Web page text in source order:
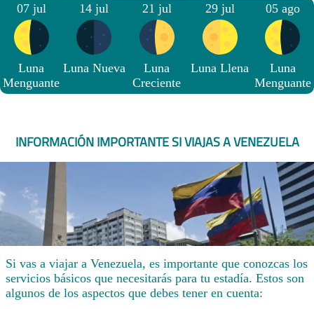
07 jul
Luna
Menguante
14 jul
Luna Nueva
21 jul
Luna
Creciente
29 jul
Luna Llena
05 ago
Luna
Menguante
INFORMACIÓN IMPORTANTE SI VIAJAS A VENEZUELA
Si vas a viajar a Venezuela, es importante que conozcas los
servicios básicos que necesitarás para tu estadía. Estos son
algunos de los aspectos que debes tener en cuenta: